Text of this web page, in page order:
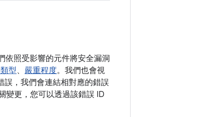
照受影響的元件將安全漏洞
型、 嚴重程度。我們也會視
誤，我們會連結相對應的錯誤
變更，您可以透過該錯誤 ID